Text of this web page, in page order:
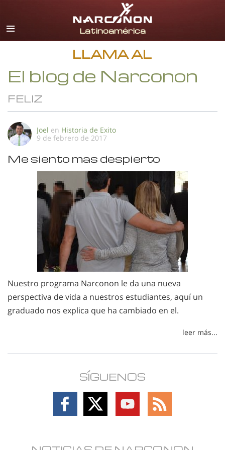
Español
Todas las Regiones/Idiomas
LLAMA AL
El blog de Narconon
FELIZ
Joel en Historia de Exito
9 de febrero de 2017
Me siento mas despierto
Nuestro programa Narconon le da una nueva
perspectiva de vida a nuestros estudiantes, aquí un
graduado nos explica que ha cambiado en el.
leer más...
SÍGUENOS
Follow
on
Follow
on
Follow
on
Follow
on